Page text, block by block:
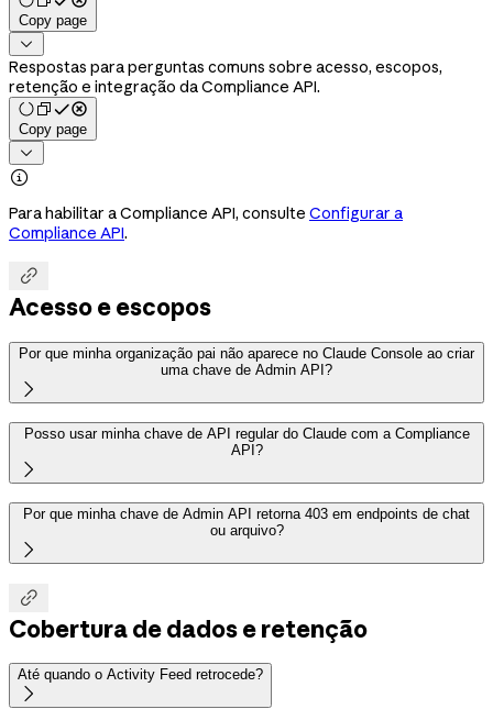
Copy page

Respostas para perguntas comuns sobre acesso, escopos,
retenção e integração da Compliance API.
Copy page


Para habilitar a Compliance API, consulte Configurar a
Compliance API.

Acesso e escopos
Por que minha organização pai não aparece no Claude Console ao criar
uma chave de Admin API?

Posso usar minha chave de API regular do Claude com a Compliance
API?

Por que minha chave de Admin API retorna 403 em endpoints de chat
ou arquivo?


Cobertura de dados e retenção
Até quando o Activity Feed retrocede?
